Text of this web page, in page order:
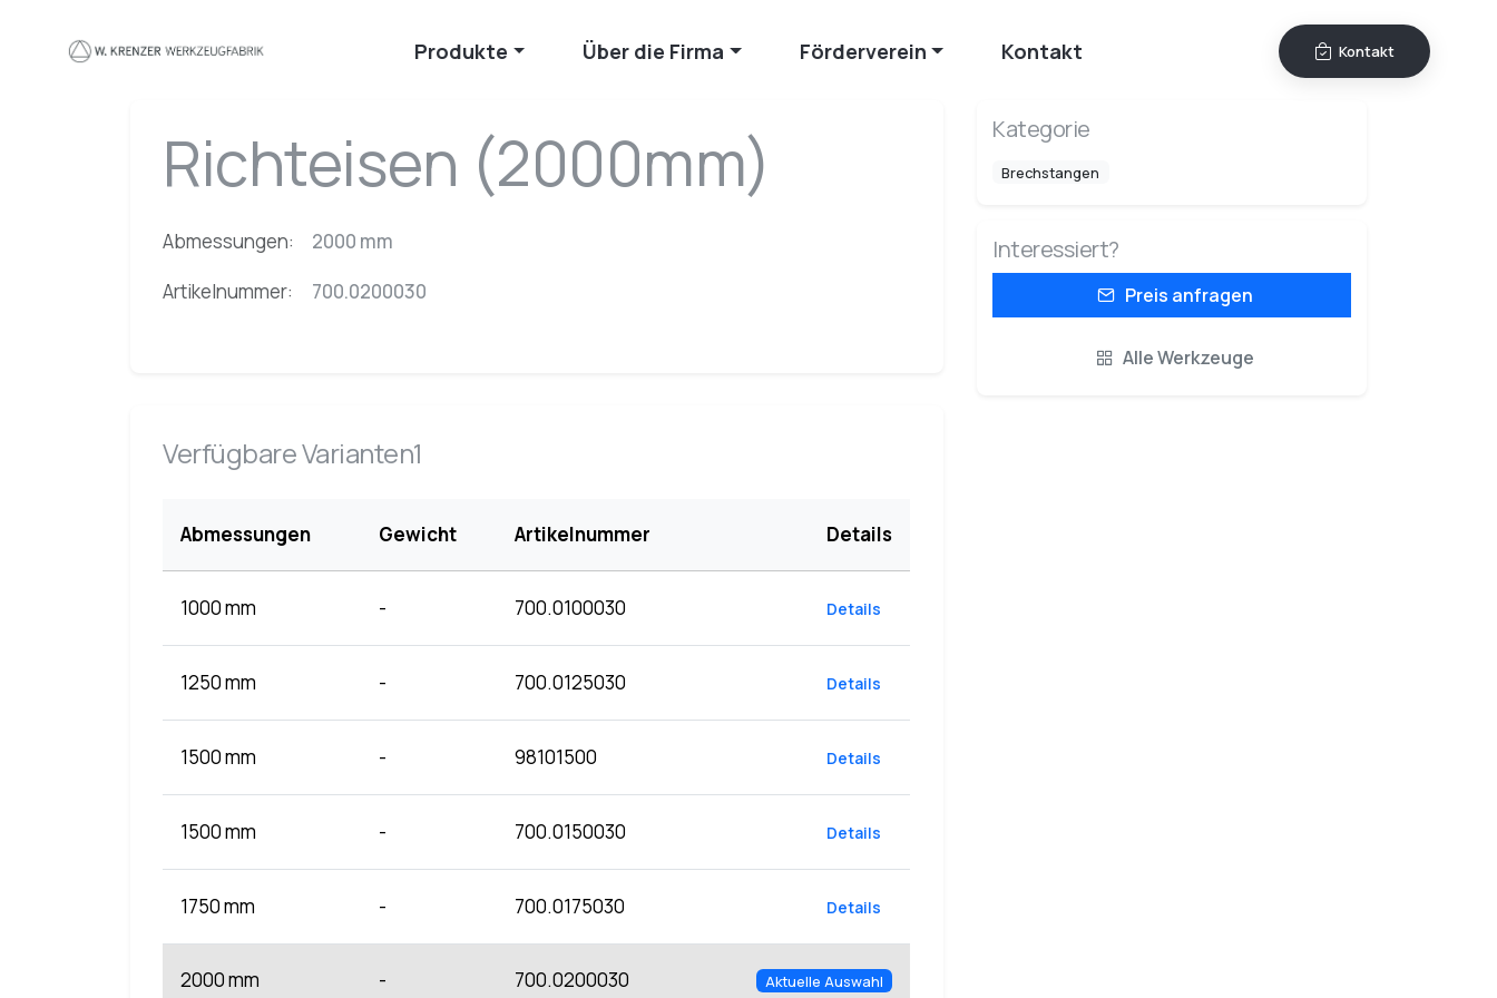
Produkte Über die Firma Förderverein Kontakt Kontakt
Richteisen (2000mm)
Abmessungen:
2000 mm
Artikelnummer:
700.0200030
Verfügbare Varianten1
Abmessungen Gewicht Artikelnummer Details
1000 mm - 700.0100030 Details
1250 mm - 700.0125030 Details
1500 mm - 98101500 Details
1500 mm - 700.0150030 Details
1750 mm - 700.0175030 Details
2000 mm - 700.0200030 Aktuelle Auswahl
Kategorie
Brechstangen
Interessiert?
Preis anfragen
Alle Werkzeuge